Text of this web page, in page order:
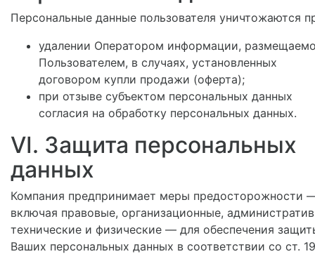
Персональные данные пользователя уничтожаются
удалении Оператором информации,
Пользователем, в случаях, установленных
договором купли продажи (оферта);
при отзыве субъектом персональных данных
согласия на обработку персональных данных.
VI. Защита персональных
данных
Компания предпринимает меры предосторожности
включая правовые, организационные,
технические и физические — для обеспечения
Ваших персональных данных в соответствии со ст. 19